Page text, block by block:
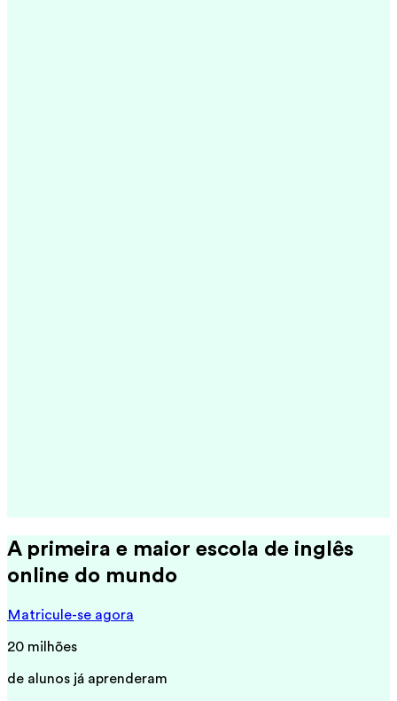
A primeira e maior escola de inglês
online do mundo
Matricule-se agora
20 milhões
de alunos já aprenderam